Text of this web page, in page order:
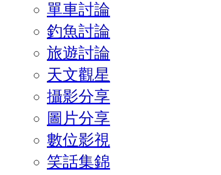
單車討論
釣魚討論
旅遊討論
天文觀星
攝影分享
圖片分享
數位影視
笑話集錦